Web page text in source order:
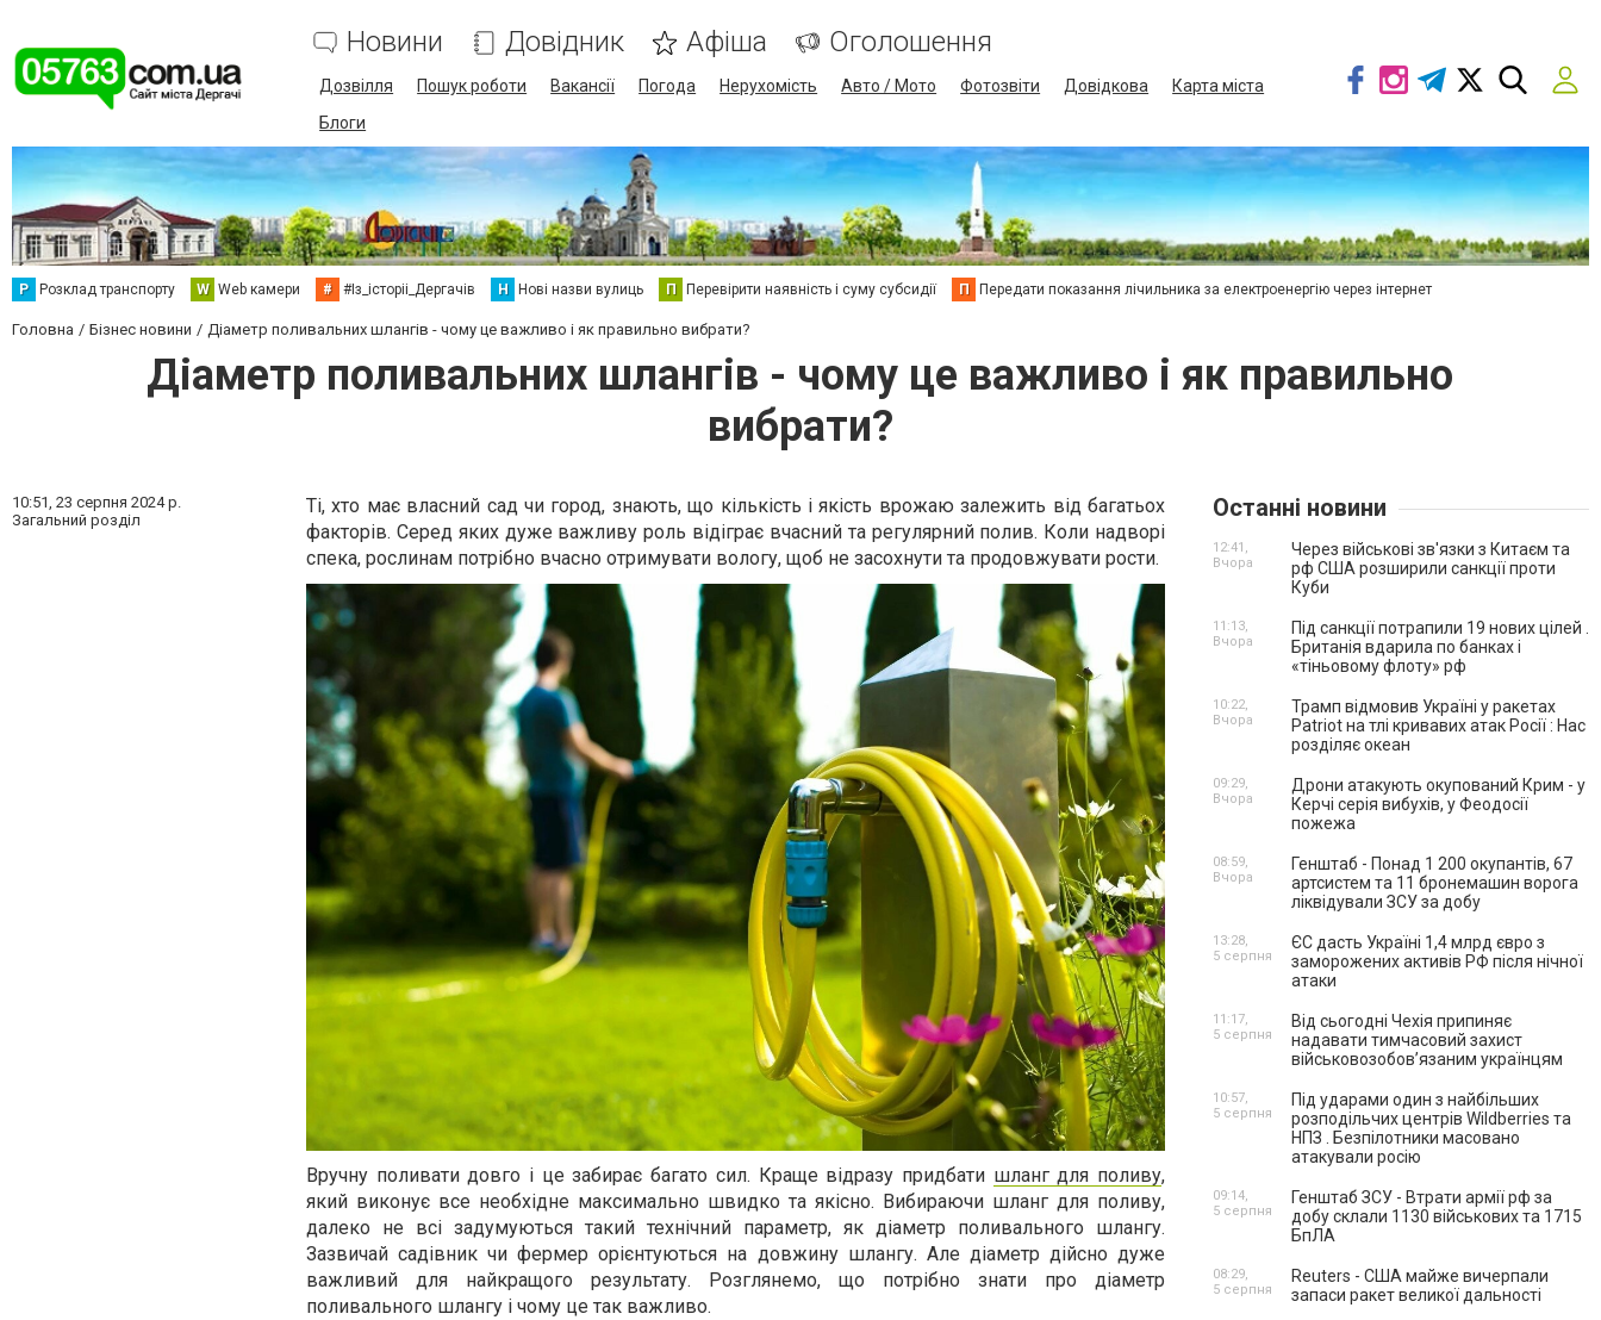
Новини Довідник Афіша Оголошення
Дозвілля Пошук роботи Вакансії Погода Нерухомість Авто / Мото Фотозвіти Довідкова
Карта міста
Блоги
Р Розклад транспорту W Web камери # #Із_історіі_Дергачів Н Нові назви вулиць П Перевірити наявність і суму субсидії П Передати показання лічильника за електроенергію через інтернет
Головна Бізнес новини Діаметр поливальних шлангів - чому це важливо і як правильно вибрати?
Діаметр поливальних шлангів - чому це важливо і як правильно
вибрати?
10:51, 23 серпня 2024 р.
Загальний розділ
Ті, хто має власний сад чи город, знають, що кількість і якість врожаю залежить від багатьох
факторів. Серед яких дуже важливу роль відіграє вчасний та регулярний полив. Коли надворі
спека, рослинам потрібно вчасно отримувати вологу, щоб не засохнути та продовжувати рости.
Вручну поливати довго і це забирає багато сил. Краще відразу придбати шланг для поливу,
який виконує все необхідне максимально швидко та якісно. Вибираючи шланг для поливу,
далеко не всі задумуються такий технічний параметр, як діаметр поливального шлангу.
Зазвичай садівник чи фермер орієнтуються на довжину шлангу. Але діаметр дійсно дуже
важливий для найкращого результату. Розглянемо, що потрібно знати про діаметр
поливального шлангу і чому це так важливо.
Останні новини
Через військові зв'язки з Китаєм та
рф США розширили санкції проти
Куби
12:41,
Вчора
Під санкції потрапили 19 нових цілей .
Британія вдарила по банках і
«тіньовому флоту» рф
11:13,
Вчора
Трамп відмовив Україні у ракетах
Patriot на тлі кривавих атак Росії : Нас
розділяє океан
10:22,
Вчора
Дрони атакують окупований Крим - у
Керчі серія вибухів, у Феодосії
пожежа
09:29,
Вчора
Генштаб - Понад 1 200 окупантів, 67
артсистем та 11 бронемашин ворога
ліквідували ЗСУ за добу
08:59,
Вчора
ЄС дасть Україні 1,4 млрд євро з
заморожених активів РФ після нічної
атаки
13:28,
5 серпня
Від сьогодні Чехія припиняє
надавати тимчасовий захист
військовозобов’язаним українцям
11:17,
5 серпня
Під ударами один з найбільших
розподільчих центрів Wildberries та
НПЗ . Безпілотники масовано
атакували росію
10:57,
5 серпня
Генштаб ЗСУ - Втрати армії рф за
добу склали 1130 військових та 1715
БпЛА
09:14,
5 серпня
Reuters - США майже вичерпали
запаси ракет великої дальності
08:29,
5 серпня